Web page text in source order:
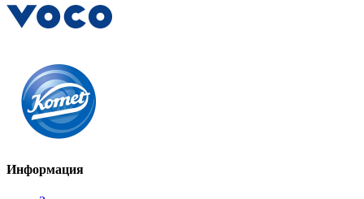
Информация